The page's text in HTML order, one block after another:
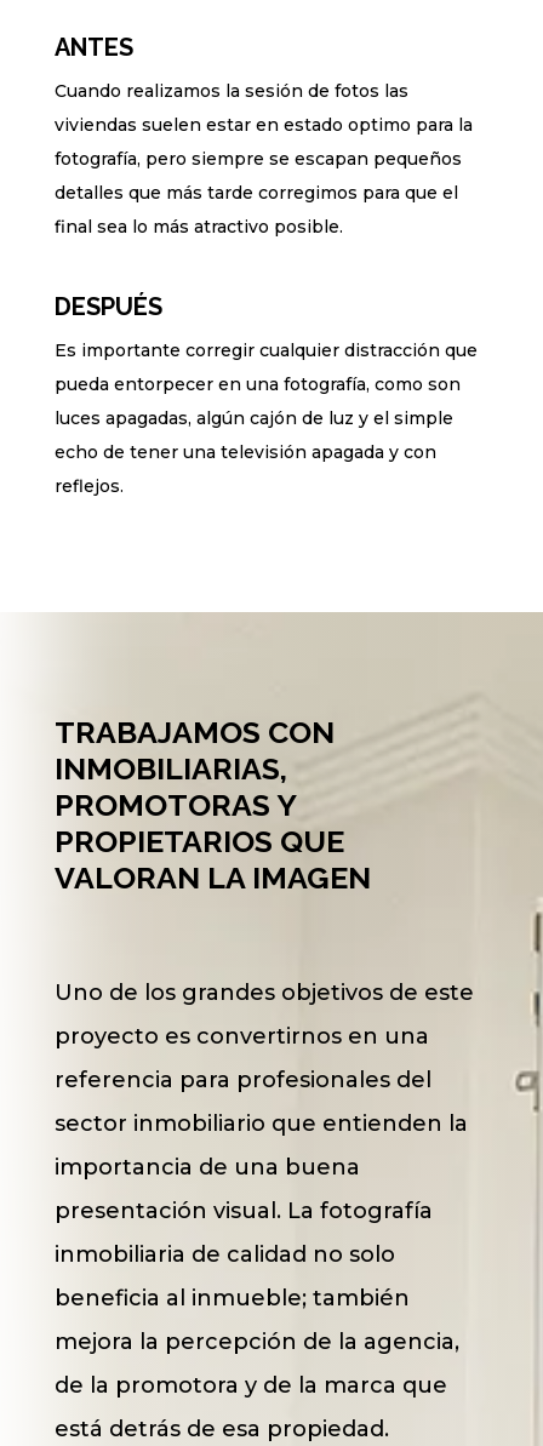
ANTES
Cuando realizamos la sesión de fotos las
viviendas suelen estar en estado optimo para la
fotografía, pero siempre se escapan pequeños
detalles que más tarde corregimos para que el
final sea lo más atractivo posible.
DESPUÉS
Es importante corregir cualquier distracción que
pueda entorpecer en una fotografía, como son
luces apagadas, algún cajón de luz y el simple
echo de tener una televisión apagada y con
reflejos.
TRABAJAMOS CON
INMOBILIARIAS,
PROMOTORAS Y
PROPIETARIOS QUE
VALORAN LA IMAGEN
Uno de los grandes objetivos de este
proyecto es convertirnos en una
referencia para profesionales del
sector inmobiliario que entienden la
importancia de una buena
presentación visual. La fotografía
inmobiliaria de calidad no solo
beneficia al inmueble; también
mejora la percepción de la agencia,
de la promotora y de la marca que
está detrás de esa propiedad.